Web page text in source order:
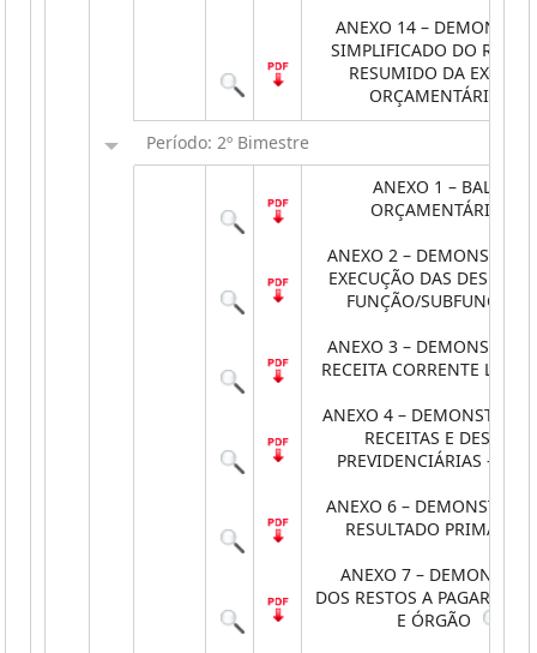
ANEXO 14 –
SIMPLIFICADO DO
RESUMIDO DA
ORÇAMENTÁRIA
Período: 2º Bimestre
ANEXO 1 –
ORÇAMENTÁRIO
ANEXO 2 –
EXECUÇÃO DAS
FUNÇÃO/SUBFUNÇÃO
ANEXO 3 –
RECEITA CORRENTE
ANEXO 4 –
RECEITAS E
PREVIDENCIÁRIAS - RPPS
ANEXO 6 –
RESULTADO PRIMÁRIO
ANEXO 7 –
DOS RESTOS A PAGAR POR
E ÓRGÃO